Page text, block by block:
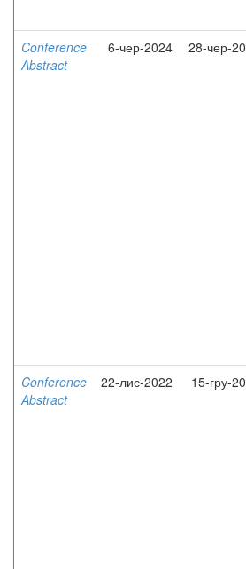
Conference
Abstract
6-чер-2024 28-чер-
Conference
Abstract
22-лис-2022 15-гру-